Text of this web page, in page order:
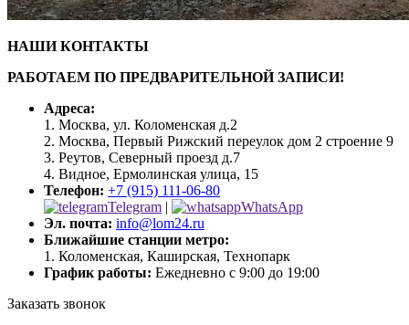
НАШИ КОНТАКТЫ
РАБОТАЕМ ПО ПРЕДВАРИТЕЛЬНОЙ ЗАПИСИ!
Адреса:
1. Москва, ул. Коломенская д.2
2. Москва, Первый Рижский переулок дом 2 строение 9
3. Реутов, Северный проезд д.7
4. Видное, Ермолинская улица, 15
Телефон: +7 (915) 111-06-80
Telegram |
WhatsApp
Эл. почта: info@lom24.ru
Ближайшие станции метро:
1. Коломенская, Каширская, Технопарк
График работы: Ежедневно с 9:00 до 19:00
Заказать звонок